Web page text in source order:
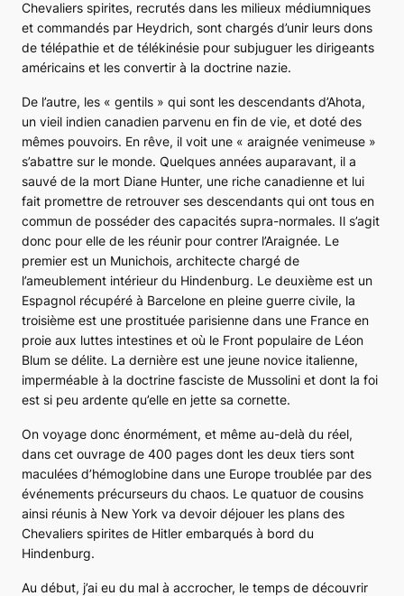
Chevaliers spirites, recrutés dans les milieux médiumniques
et commandés par Heydrich, sont chargés d’unir leurs dons
de télépathie et de télékinésie pour subjuguer les dirigeants
américains et les convertir à la doctrine nazie.
De l’autre, les « gentils » qui sont les descendants d’Ahota,
un vieil indien canadien parvenu en fin de vie, et doté des
mêmes pouvoirs. En rêve, il voit une « araignée venimeuse »
s’abattre sur le monde. Quelques années auparavant, il a
sauvé de la mort Diane Hunter, une riche canadienne et lui
fait promettre de retrouver ses descendants qui ont tous en
commun de posséder des capacités supra-normales. Il s’agit
donc pour elle de les réunir pour contrer l’Araignée. Le
premier est un Munichois, architecte chargé de
l’ameublement intérieur du Hindenburg. Le deuxième est un
Espagnol récupéré à Barcelone en pleine guerre civile, la
troisième est une prostituée parisienne dans une France en
proie aux luttes intestines et où le Front populaire de Léon
Blum se délite. La dernière est une jeune novice italienne,
imperméable à la doctrine fasciste de Mussolini et dont la foi
est si peu ardente qu’elle en jette sa cornette.
On voyage donc énormément, et même au-delà du réel,
dans cet ouvrage de 400 pages dont les deux tiers sont
maculées d’hémoglobine dans une Europe troublée par des
événements précurseurs du chaos. Le quatuor de cousins
ainsi réunis à New York va devoir déjouer les plans des
Chevaliers spirites de Hitler embarqués à bord du
Hindenburg.
Au début, j’ai eu du mal à accrocher, le temps de découvrir